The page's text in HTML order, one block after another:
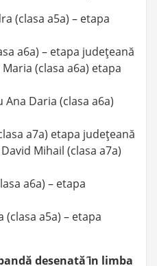
(clasa a5a) – etapa
a6a) – etapa judeţeană
(clasa a6a) etapa
Daria (clasa a6a)
a7a) etapa judeţeană
Mihail (clasa a7a)
a6a) – etapa
(clasa a5a) – etapa
desenată ȋn limba